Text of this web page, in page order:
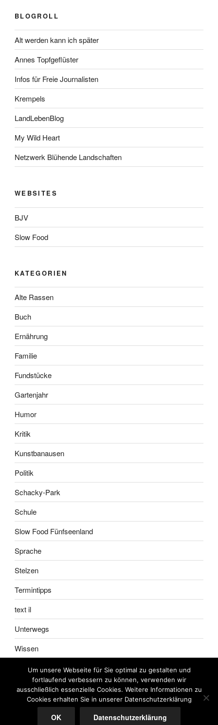
BLOGROLL
Alt werden kann ich später
Annes Topfgeflüster
Infos für Freie Journalisten
Krempels
LandLebenBlog
My Wild Heart
Netzwerk Blühende Landschaften
WEBSITES
BJV
Slow Food
KATEGORIEN
Alte Rassen
Buch
Ernährung
Familie
Fundstücke
Gartenjahr
Humor
Kritik
Kunstbanausen
Politik
Schacky-Park
Schule
Slow Food Fünfseenland
Sprache
Stelzen
Termintipps
text il
Unterwegs
Wissen
ImpressumMeine
AGB
Um unsere Webseite für Sie optimal zu gestalten und
fortlaufend verbessern zu können, verwenden wir
ausschließlich essenzielle Cookies. Weitere Informationen zu
Cookies erhalten Sie in unserer Datenschutzerklärung
OK Datenschutzerklärung